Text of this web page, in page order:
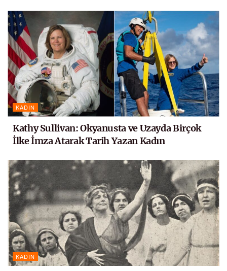
KADIN
Kathy Sullivan: Okyanusta ve Uzayda Birçok
İlke İmza Atarak Tarih Yazan Kadın
KADIN